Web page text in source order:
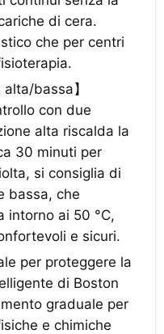
di cera.
che per centri
bassa】
con due
alta riscalda la
30 minuti per
si consiglia di
bassa, che
intorno ai 50 °C,
e sicuri.
per proteggere la
di Boston
graduale per
e chimiche